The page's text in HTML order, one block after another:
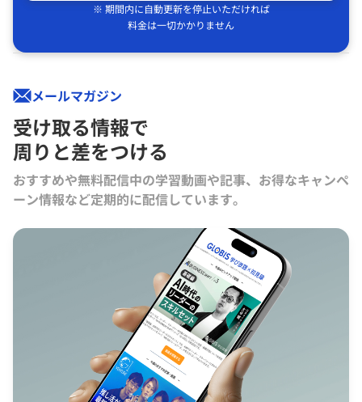
※ 期間内に自動更新を停止いただければ
料金は一切かかりません
メールマガジン
受け取る情報で
周りと差をつける
おすすめや無料配信中の学習動画や記事、お得なキャンペ
ーン情報など定期的に配信しています。